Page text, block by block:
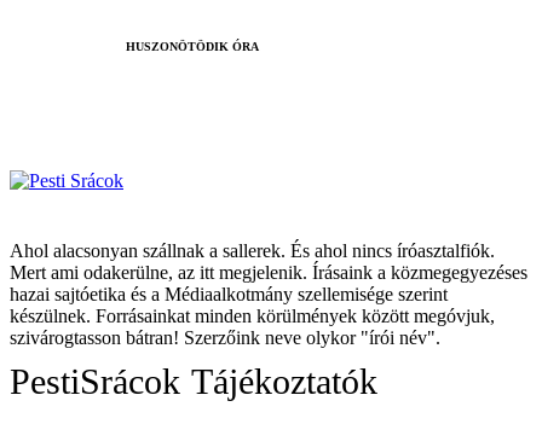
HUSZONÖTÖDIK ÓRA
Ahol alacsonyan szállnak a sallerek. És ahol nincs íróasztalfiók.
Mert ami odakerülne, az itt megjelenik. Írásaink a közmegegyezéses
hazai sajtóetika és a Médiaalkotmány szellemisége szerint
készülnek. Forrásainkat minden körülmények között megóvjuk,
szivárogtasson bátran! Szerzőink neve olykor "írói név".
PestiSrácok Tájékoztatók